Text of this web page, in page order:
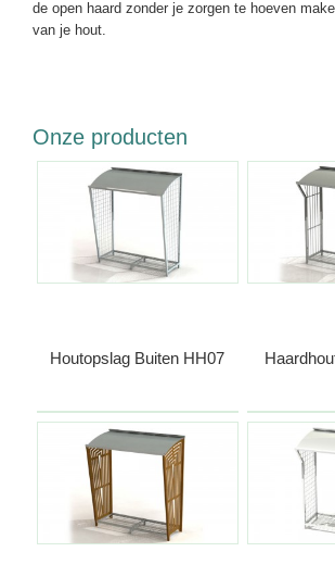
de open haard zonder je zorgen te hoeven
van je hout.
Onze producten
Houtopslag Buiten HH07